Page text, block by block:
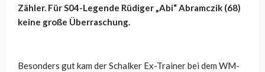
Zähler. Für S04-Legende Rüdiger „Abi“ Abramczik (68)
keine große Überraschung.
Besonders gut kam der Schalker Ex-Trainer bei dem WM-